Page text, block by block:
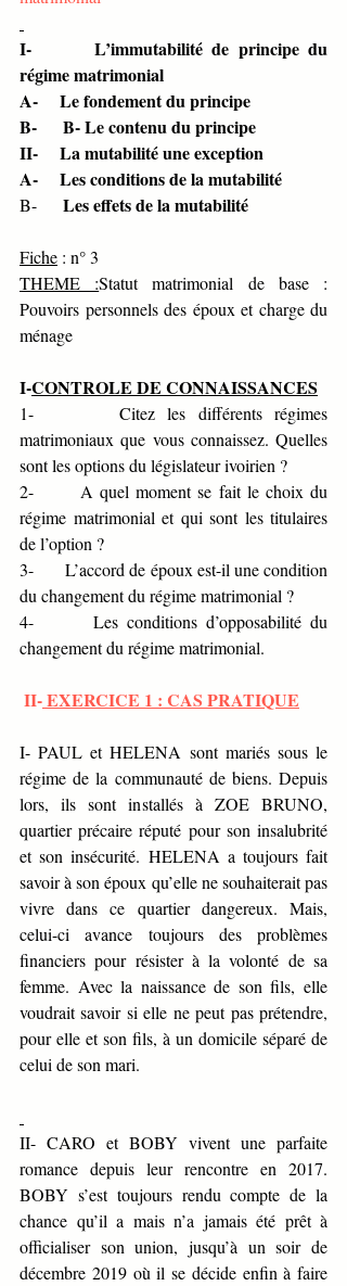
I-       L’immutabilité de principe du
régime matrimonial
A-     Le fondement du principe
B-      B- Le contenu du principe
II-     La mutabilité une exception
A-     Les conditions de la mutabilité
B- Les effets de la mutabilité
Fiche : n° 3
THEME :Statut matrimonial de base :
Pouvoirs personnels des époux et charge du
ménage
I-CONTROLE DE CONNAISSANCES
1-       Citez les différents régimes
matrimoniaux que vous connaissez. Quelles
sont les options du législateur ivoirien ?
2-       A quel moment se fait le choix du
régime matrimonial et qui sont les titulaires
de l’option ?
3-       L’accord de époux est-il une condition
du changement du régime matrimonial ?
4-       Les conditions d’opposabilité du
changement du régime matrimonial.
II- EXERCICE 1 : CAS PRATIQUE
I- PAUL et HELENA sont mariés sous le
régime de la communauté de biens. Depuis
lors, ils sont installés à ZOE BRUNO,
quartier précaire réputé pour son insalubrité
et son insécurité. HELENA a toujours fait
savoir à son époux qu’elle ne souhaiterait pas
vivre dans ce quartier dangereux. Mais,
celui-ci avance toujours des problèmes
financiers pour résister à la volonté de sa
femme. Avec la naissance de son fils, elle
voudrait savoir si elle ne peut pas prétendre,
pour elle et son fils, à un domicile séparé de
celui de son mari.
II- CARO et BOBY vivent une parfaite
romance depuis leur rencontre en 2017.
BOBY s’est toujours rendu compte de la
chance qu’il a mais n’a jamais été prêt à
officialiser son union, jusqu’à un soir de
décembre 2019 où il se décide enfin à faire